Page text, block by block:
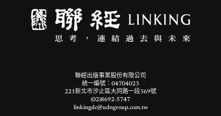
聯經出版事業股份有限公司
統一編號：04704023
221新北市汐止區大同路一段369號
(02)8692-5747
linkingdc@udngroup.com.tw